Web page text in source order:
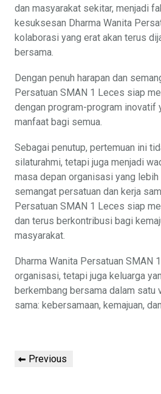
dan masyarakat sekitar, menjadi
kesuksesan Dharma Wanita
kolaborasi yang erat akan terus
bersama.
Dengan penuh harapan dan
Persatuan SMAN 1 Leces siap
dengan program-program inovatif
manfaat bagi semua.
Sebagai penutup, pertemuan ini
silaturahmi, tetapi juga menjadi
masa depan organisasi yang lebih
semangat persatuan dan kerja
Persatuan SMAN 1 Leces siap
dan terus berkontribusi bagi
masyarakat.
Dharma Wanita Persatuan SMAN
organisasi, tetapi juga keluarga
berkembang bersama dalam satu
sama: kebersamaan, kemajuan,
Post
navigation
Previous
Previous